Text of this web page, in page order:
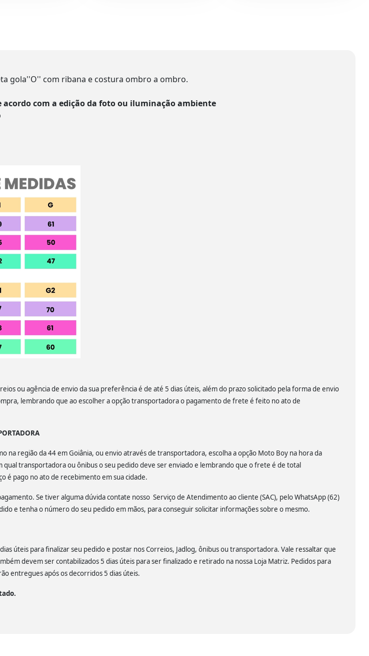
gola''O'' com ribana e costura ombro a ombro.
acordo com a edição da foto ou iluminação ambiente
ou agência de envio da sua preferência é de até 5 dias úteis, além do prazo solicitado pela forma de envio
lembrando que ao escolher a opção transportadora o pagamento de frete é feito no ato de
na região da 44 em Goiânia, ou envio através de transportadora, escolha a opção Moto Boy na hora da
qual transportadora ou ônibus o seu pedido deve ser enviado e lembrando que o frete é de total
é pago no ato de recebimento em sua cidade.
Se tiver alguma dúvida contate nosso Serviço de Atendimento ao cliente (SAC), pelo WhatsApp (62)
e tenha o número do seu pedido em mãos, para conseguir solicitar informações sobre o mesmo.
úteis para finalizar seu pedido e postar nos Correios, Jadlog, ônibus ou transportadora. Vale ressaltar que
devem ser contabilizados 5 dias úteis para ser finalizado e retirado na nossa Loja Matriz. Pedidos para
entregues após os decorridos 5 dias úteis.